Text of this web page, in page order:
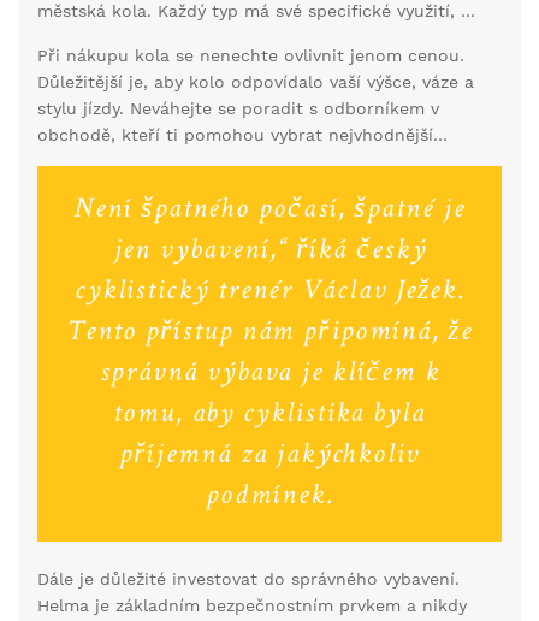
městská kola. Každý typ má své specifické využití, a
jezdit.
Při nákupu kola se nenechte ovlivnit jenom cenou.
Důležitější je, aby kolo odpovídalo vaší výšce, váze a
stylu jízdy. Neváhejte se poradit s odborníkem v
obchodě, kteří ti pomohou vybrat nejvhodnější
Není špatného počasí, špatné je
jen vybavení,“ říká český
cyklistický trenér Václav Ježek.
Tento přístup nám připomíná, že
správná výbava je klíčem k
tomu, aby cyklistika byla
příjemná za jakýchkoliv
podmínek.
Dále je důležité investovat do správného vybavení.
Helma je základním bezpečnostním prvkem a nikdy